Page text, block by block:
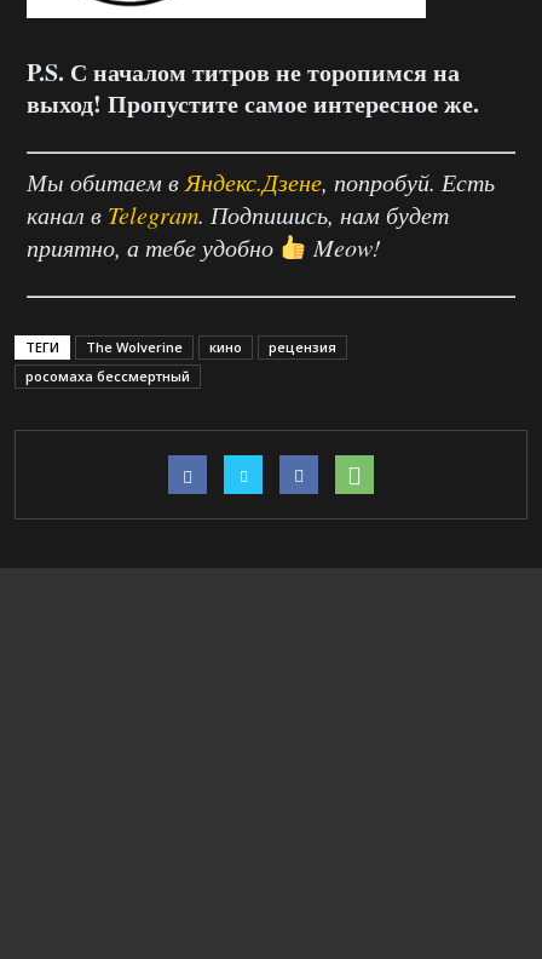
P.S. С началом титров не торопимся на
выход! Пропустите самое интересное же.
Мы обитаем в Яндекс.Дзене, попробуй. Есть
канал в Telegram. Подпишись, нам будет
приятно, а тебе удобно
Meow!
ТЕГИ The Wolverine кино
рецензия
росомаха бессмертный